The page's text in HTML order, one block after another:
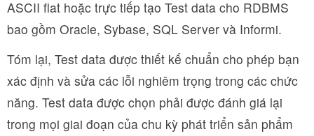
ASCII flat hoặc trực tiếp tạo Test data cho RDBMS
bao gồm Oracle, Sybase, SQL Server và Informi.
Tóm lại, Test data được thiết kế chuẩn cho phép bạn
xác định và sửa các lỗi nghiêm trọng trong các chức
năng. Test data được chọn phải được đánh giá lại
trong mọi giai đoạn của chu kỳ phát triển sản phẩm